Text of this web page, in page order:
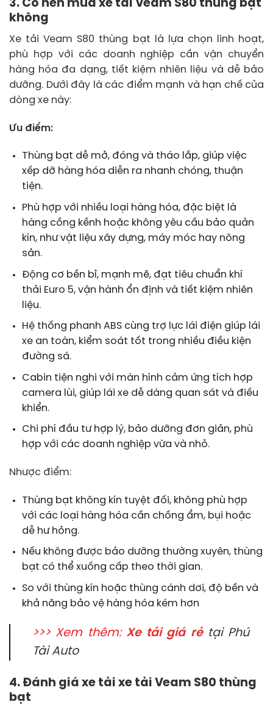
3. Có nên mua xe tải Veam S80 thùng bạt
không
Xe tải Veam S80 thùng bạt là lựa chọn linh hoạt,
phù hợp với các doanh nghiệp cần vận chuyển
hàng hóa đa dạng, tiết kiệm nhiên liệu và dễ bảo
dưỡng. Dưới đây là các điểm mạnh và hạn chế của
dòng xe này:
Ưu điểm:
Thùng bạt dễ mở, đóng và tháo lắp, giúp việc
xếp dỡ hàng hóa diễn ra nhanh chóng, thuận
tiện.
Phù hợp với nhiều loại hàng hóa, đặc biệt là
hàng cồng kềnh hoặc không yêu cầu bảo quản
kín, như vật liệu xây dựng, máy móc hay nông
sản.
Động cơ bền bỉ, mạnh mẽ, đạt tiêu chuẩn khí
thải Euro 5, vận hành ổn định và tiết kiệm nhiên
liệu.
Hệ thống phanh ABS cùng trợ lực lái điện giúp lái
xe an toàn, kiểm soát tốt trong nhiều điều kiện
đường sá.
Cabin tiện nghi với màn hình cảm ứng tích hợp
camera lùi, giúp lái xe dễ dàng quan sát và điều
khiển.
Chi phí đầu tư hợp lý, bảo dưỡng đơn giản, phù
hợp với các doanh nghiệp vừa và nhỏ.
Nhược điểm:
Thùng bạt không kín tuyệt đối, không phù hợp
với các loại hàng hóa cần chống ẩm, bụi hoặc
dễ hư hỏng.
Nếu không được bảo dưỡng thường xuyên, thùng
bạt có thể xuống cấp theo thời gian.
So với thùng kín hoặc thùng cánh dơi, độ bền và
khả năng bảo vệ hàng hóa kém hơn
>>> Xem thêm: Xe tải giá rẻtại Phú
Tài Auto
4. Đánh giá xe tải xe tải Veam S80 thùng
bạt